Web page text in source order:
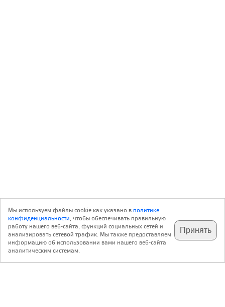
подпишитесь на наш
телеграм @archi_ru
✕
с 20 июля 1999 г.
Мы используем файлы cookie как указано вполитике
конфиденциальности, чтобы обеспечивать правильную
работу нашего веб-сайта, функций социальных сетей и
анализировать сетевой трафик. Мы также предоставляем
информацию об использовании вами нашего веб-сайта
аналитическим системам.
Принять